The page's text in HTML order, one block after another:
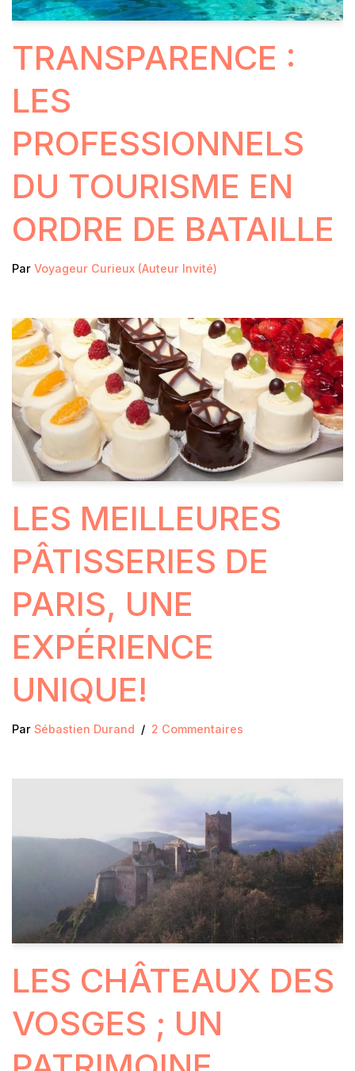
TRANSPARENCE :
LES
PROFESSIONNELS
DU TOURISME EN
ORDRE DE BATAILLE
Par Voyageur Curieux (Auteur Invité)
LES MEILLEURES
PÂTISSERIES DE
PARIS, UNE
EXPÉRIENCE
UNIQUE!
Par Sébastien Durand 2 Commentaires
LES CHÂTEAUX DES
VOSGES ; UN